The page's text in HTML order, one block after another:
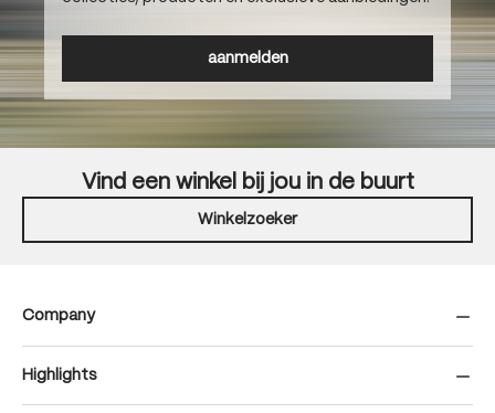
aanmelden
Vind een winkel bij jou in de buurt
Winkelzoeker
Company
Highlights